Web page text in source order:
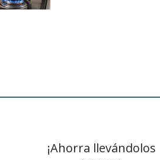
¡Ahorra llevándolos